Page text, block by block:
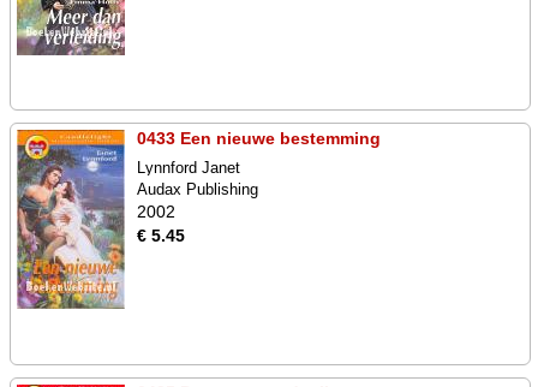
0433 Een nieuwe bestemming
Lynnford Janet
Audax Publishing
2002
€ 5.45